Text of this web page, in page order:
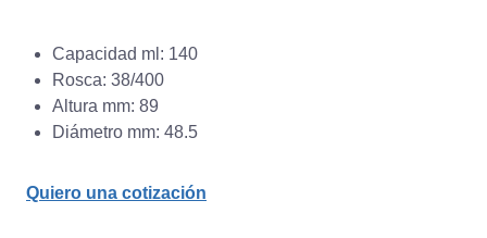
Capacidad ml: 140
Rosca: 38/400
Altura mm: 89
Diámetro mm: 48.5
Quiero una cotización